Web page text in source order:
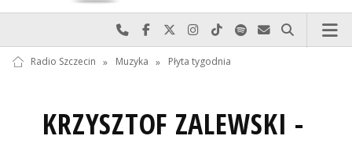
Najlepiej po prostu do nas zadzwoń
Odwiedź nas na Facebook-u
Odwiedź nas na X
Odwiedź nas na Instagram-ie
Odwiedź nas na TikTok-u
Szukaj nas na Spotify
Wyślij do nas
Szukaj
Radio Szczecin » Muzyka » Płyta tygodnia
KRZYSZTOF ZALEWSKI -